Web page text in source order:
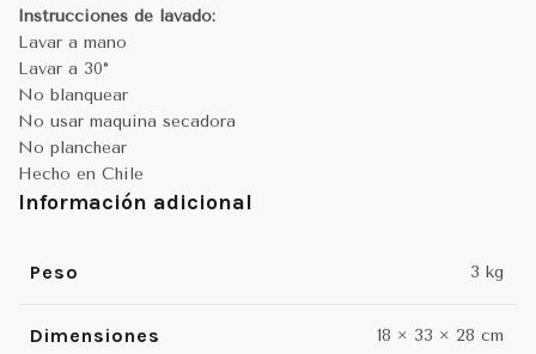
Instrucciones de lavado:
Lavar a mano
Lavar a 30°
No blanquear
No usar maquina secadora
No planchear
Hecho en Chile
Información adicional
Peso 3 kg
Dimensiones 18 × 33 × 28 cm